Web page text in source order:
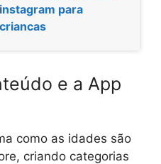
instagram para
criancas
e a App
como as idades são
criando categorias